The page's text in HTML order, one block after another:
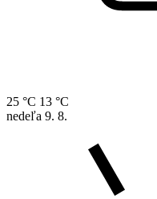
25 °C 13 °C
nedeľa 9. 8.